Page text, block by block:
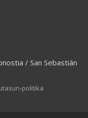
/ San Sebastián
politika